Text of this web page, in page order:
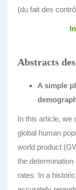
(du fait des
Abstracts
A simple
In this article, we
global human
world product
the determination
rates. In a